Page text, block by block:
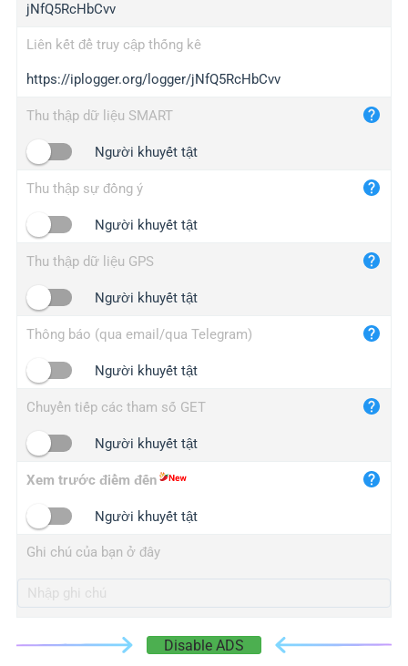
ed.tc
bc.ax
iplogger.com
maper.info
2no.co
yip.su
iplogger.info
jNfQ5RcHbCvv
Liên kết để truy cập thống kê
https://iplogger.org/logger/jNfQ5RcHbCvv
Thu thập dữ liệu SMART
Người khuyết tật
Thu thập sự đồng ý
Người khuyết tật
Thu thập dữ liệu GPS
Người khuyết tật
Thông báo (qua email/qua Telegram)
Người khuyết tật
Chuyển tiếp các tham số GET
Người khuyết tật
Xem trước điểm đến
Người khuyết tật
Ghi chú của bạn ở đây
Disable ADS